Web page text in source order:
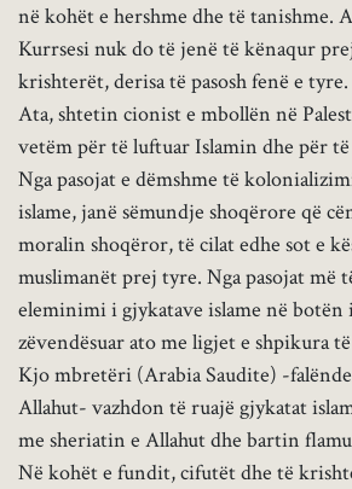
në kohët e hershme dhe të tanishme.
Kurrsesi nuk do të jenë të kënaqur
krishterët, derisa të pasosh fenë e tyre.
Ata, shtetin cionist e mbollën në
vetëm për të luftuar Islamin dhe për
Nga pasojat e dëmshme të
islame, janë sëmundje shoqërore që
moralin shoqëror, të cilat edhe sot e
muslimanët prej tyre. Nga pasojat më
eleminimi i gjykatave islame në botën
zëvendësuar ato me ligjet e shpikura
Kjo mbretëri (Arabia Saudite) -
Allahut- vazhdon të ruajë gjykatat
me sheriatin e Allahut dhe bartin
Në kohët e fundit, cifutët dhe të